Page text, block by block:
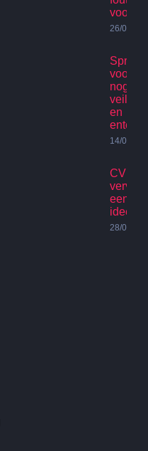
26/07/
voor
nog
veilig
en
14/07/
CV
een
idee?
28/06/